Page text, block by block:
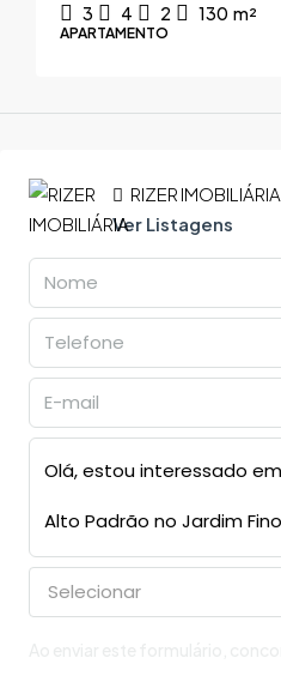
3 4 2 130 m²
APARTAMENTO
RIZER IMOBILIÁRIA
Ver Listagens
Selecionar